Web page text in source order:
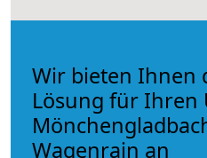
Wir bieten Ihnen
Lösung für Ihren
Wagenrain an